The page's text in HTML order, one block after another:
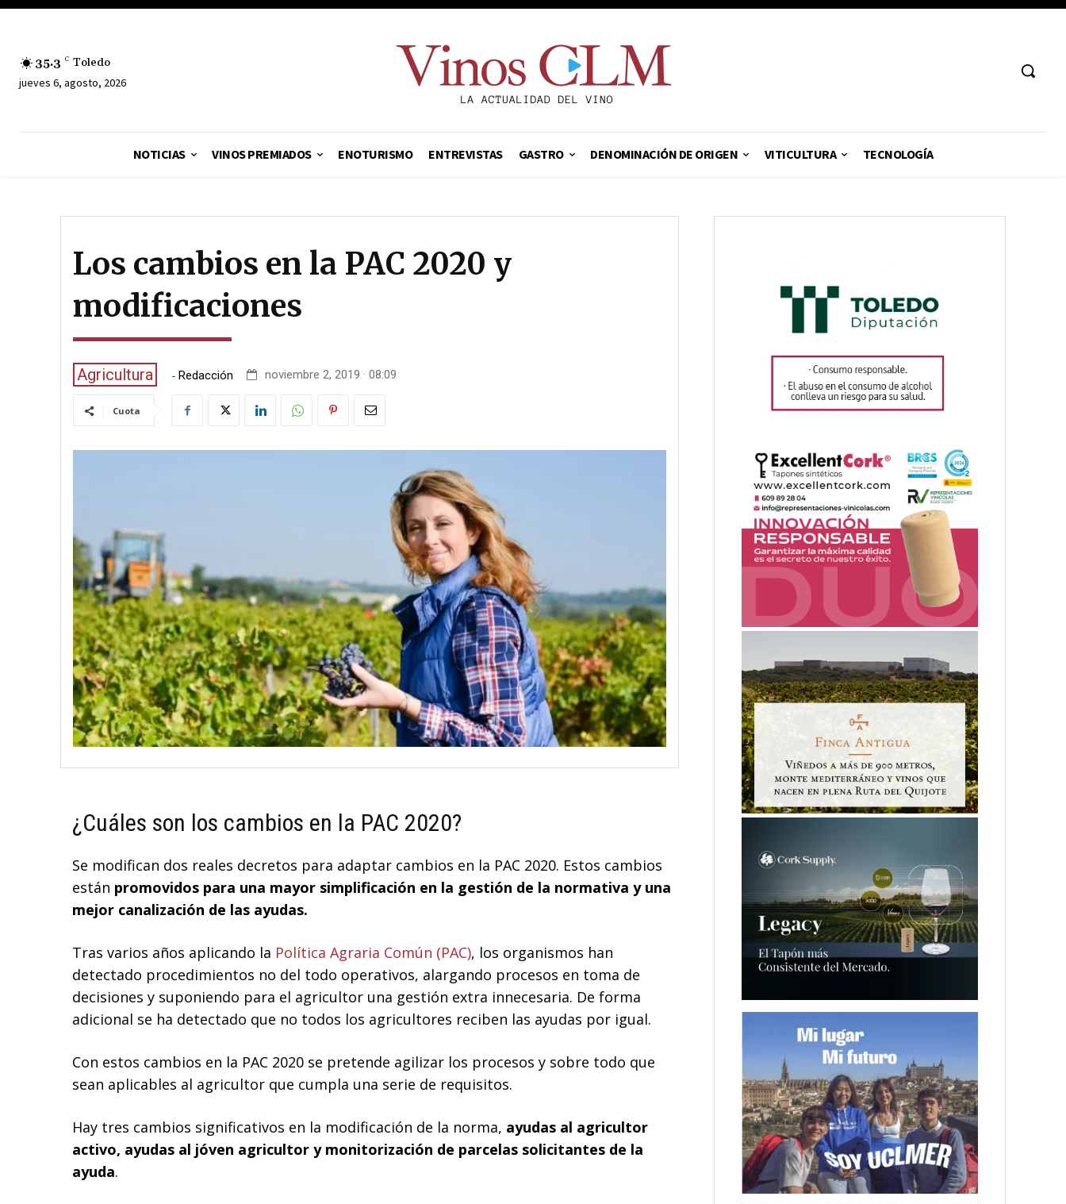
35.3 C Toledo
jueves 6, agosto, 2026
NOTICIAS VINOS PREMIADOS ENOTURISMO ENTREVISTAS GASTRO DENOMINACIÓN DE ORIGEN VITICULTURA TECNOLOGÍA
Los cambios en la PAC 2020 y
modificaciones
Agricultura - Redacción noviembre 2, 2019 · 08:09
Cuota
¿Cuáles son los cambios en la PAC 2020?
Se modifican dos reales decretos para adaptar cambios en la PAC 2020. Estos cambios
están promovidos para una mayor simplificación en la gestión de la normativa y una
mejor canalización de las ayudas.
Tras varios años aplicando la Política Agraria Común (PAC), los organismos han
detectado procedimientos no del todo operativos, alargando procesos en toma de
decisiones y suponiendo para el agricultor una gestión extra innecesaria. De forma
adicional se ha detectado que no todos los agricultores reciben las ayudas por igual.
Con estos cambios en la PAC 2020 se pretende agilizar los procesos y sobre todo que
sean aplicables al agricultor que cumpla una serie de requisitos.
Hay tres cambios significativos en la modificación de la norma, ayudas al agricultor
activo, ayudas al jóven agricultor y monitorización de parcelas solicitantes de la
ayuda.